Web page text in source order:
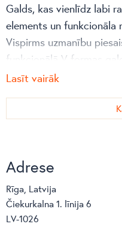
Galds, kas vienlīdz labi
elements un funkcionāla
Vispirms uzmanību
funkcionālā V formas
vizuāli plašāku un galda
vairāk vietas. Rezultātā
kontrastu galda kopējā
krāsu un materiālu
fiksētā izmērā vai 2
pieejama 2 izmēros.
Lasīt vairāk
Adrese
Rīga, Latvija
Čiekurkalna 1. līnija 6
LV-1026